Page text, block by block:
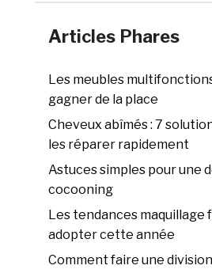
Articles Phares
Les meubles
gagner de la place
Cheveux abîmés : 7
les réparer rapidement
Astuces simples pour une
cocooning
Les tendances maquillage
adopter cette année
Comment faire une division